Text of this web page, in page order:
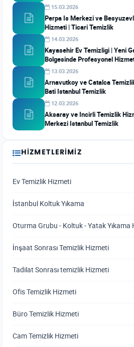
15.03.2026
Perpa Is Merkezi ve
Hizmeti | Ticari Temizlik
14.03.2026
Kayasehir Ev Temizligi | Yeni
Bolgesinde Profesyonel
13.03.2026
Arnavutkoy ve Catalca
Bati Istanbul Temizlik
12.03.2026
Aksaray ve Incirli Temizlik
Merkezi Istanbul Temizlik
HIZMETLERIMIZ
Ev Temizlik Hizmeti
İstanbul Koltuk Yıkama
Oturma Grubu - Koltuk - Yatak Yıkama
İnşaat Sonrası Temizlik Hizmeti
Tadilat Sonrası temizlik Hizmeti
Ofis Temizlik Hizmeti
Büro Temizlik Hizmeti
Cam Temizlik Hizmeti